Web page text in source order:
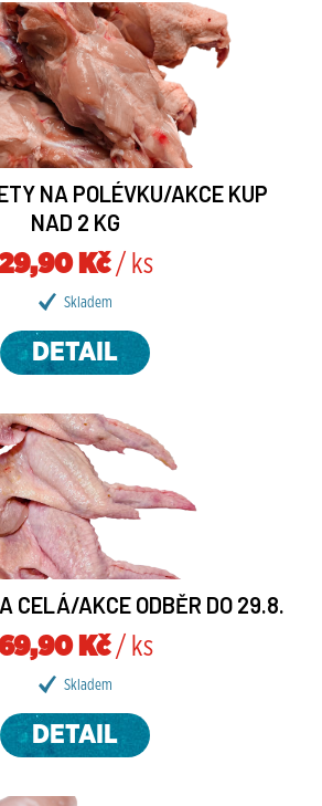
NA POLÉVKU/AKCE KUP
NAD 2 KG
Kč/ ks
Skladem
DETAIL
CELÁ/AKCE ODBĚR DO 29.8.
Kč/ ks
Skladem
DETAIL